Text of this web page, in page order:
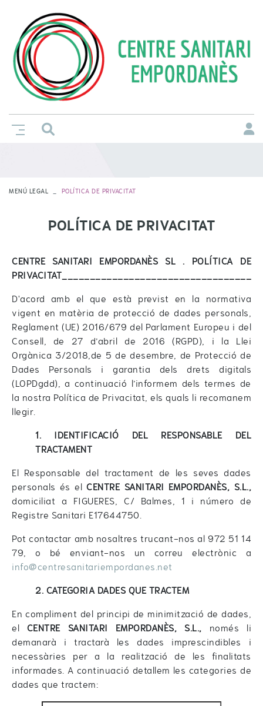
MENÚ LEGAL POLÍTICA DE PRIVACITAT
POLÍTICA DE PRIVACITAT
CENTRE SANITARI EMPORDANÈS SL . POLÍTICA DE
PRIVACITAT__________________________________
D'acord amb el que està previst en la normativa
vigent en matèria de protecció de dades personals,
Reglament (UE) 2016/679 del Parlament Europeu i del
Consell, de 27 d’abril de 2016 (RGPD), i la Llei
Orgànica 3/2018,de 5 de desembre, de Protecció de
Dades Personals i garantia dels drets digitals
(LOPDgdd), a continuació l’informem dels termes de
la nostra Política de Privacitat, els quals li recomanem
llegir.
1. IDENTIFICACIÓ DEL RESPONSABLE DEL
TRACTAMENT
El Responsable del tractament de les seves dades
personals és elCENTRE SANITARI EMPORDANÈS, S.L.,
domiciliat a FIGUERES, C/ Balmes, 1 i número de
Registre Sanitari E17644750.
Pot contactar amb nosaltres trucant-nos al 972 51 14
79, o bé enviant-nos un correu electrònic a
info@centresanitariempordanes.net
2. CATEGORIA DADES QUE TRACTEM
En compliment del principi de minimització de dades,
el CENTRE SANITARI EMPORDANÈS, S.L., només li
demanarà i tractarà les dades imprescindibles i
necessàries per a la realització de les finalitats
informades. A continuació detallem les categories de
dades que tractem: